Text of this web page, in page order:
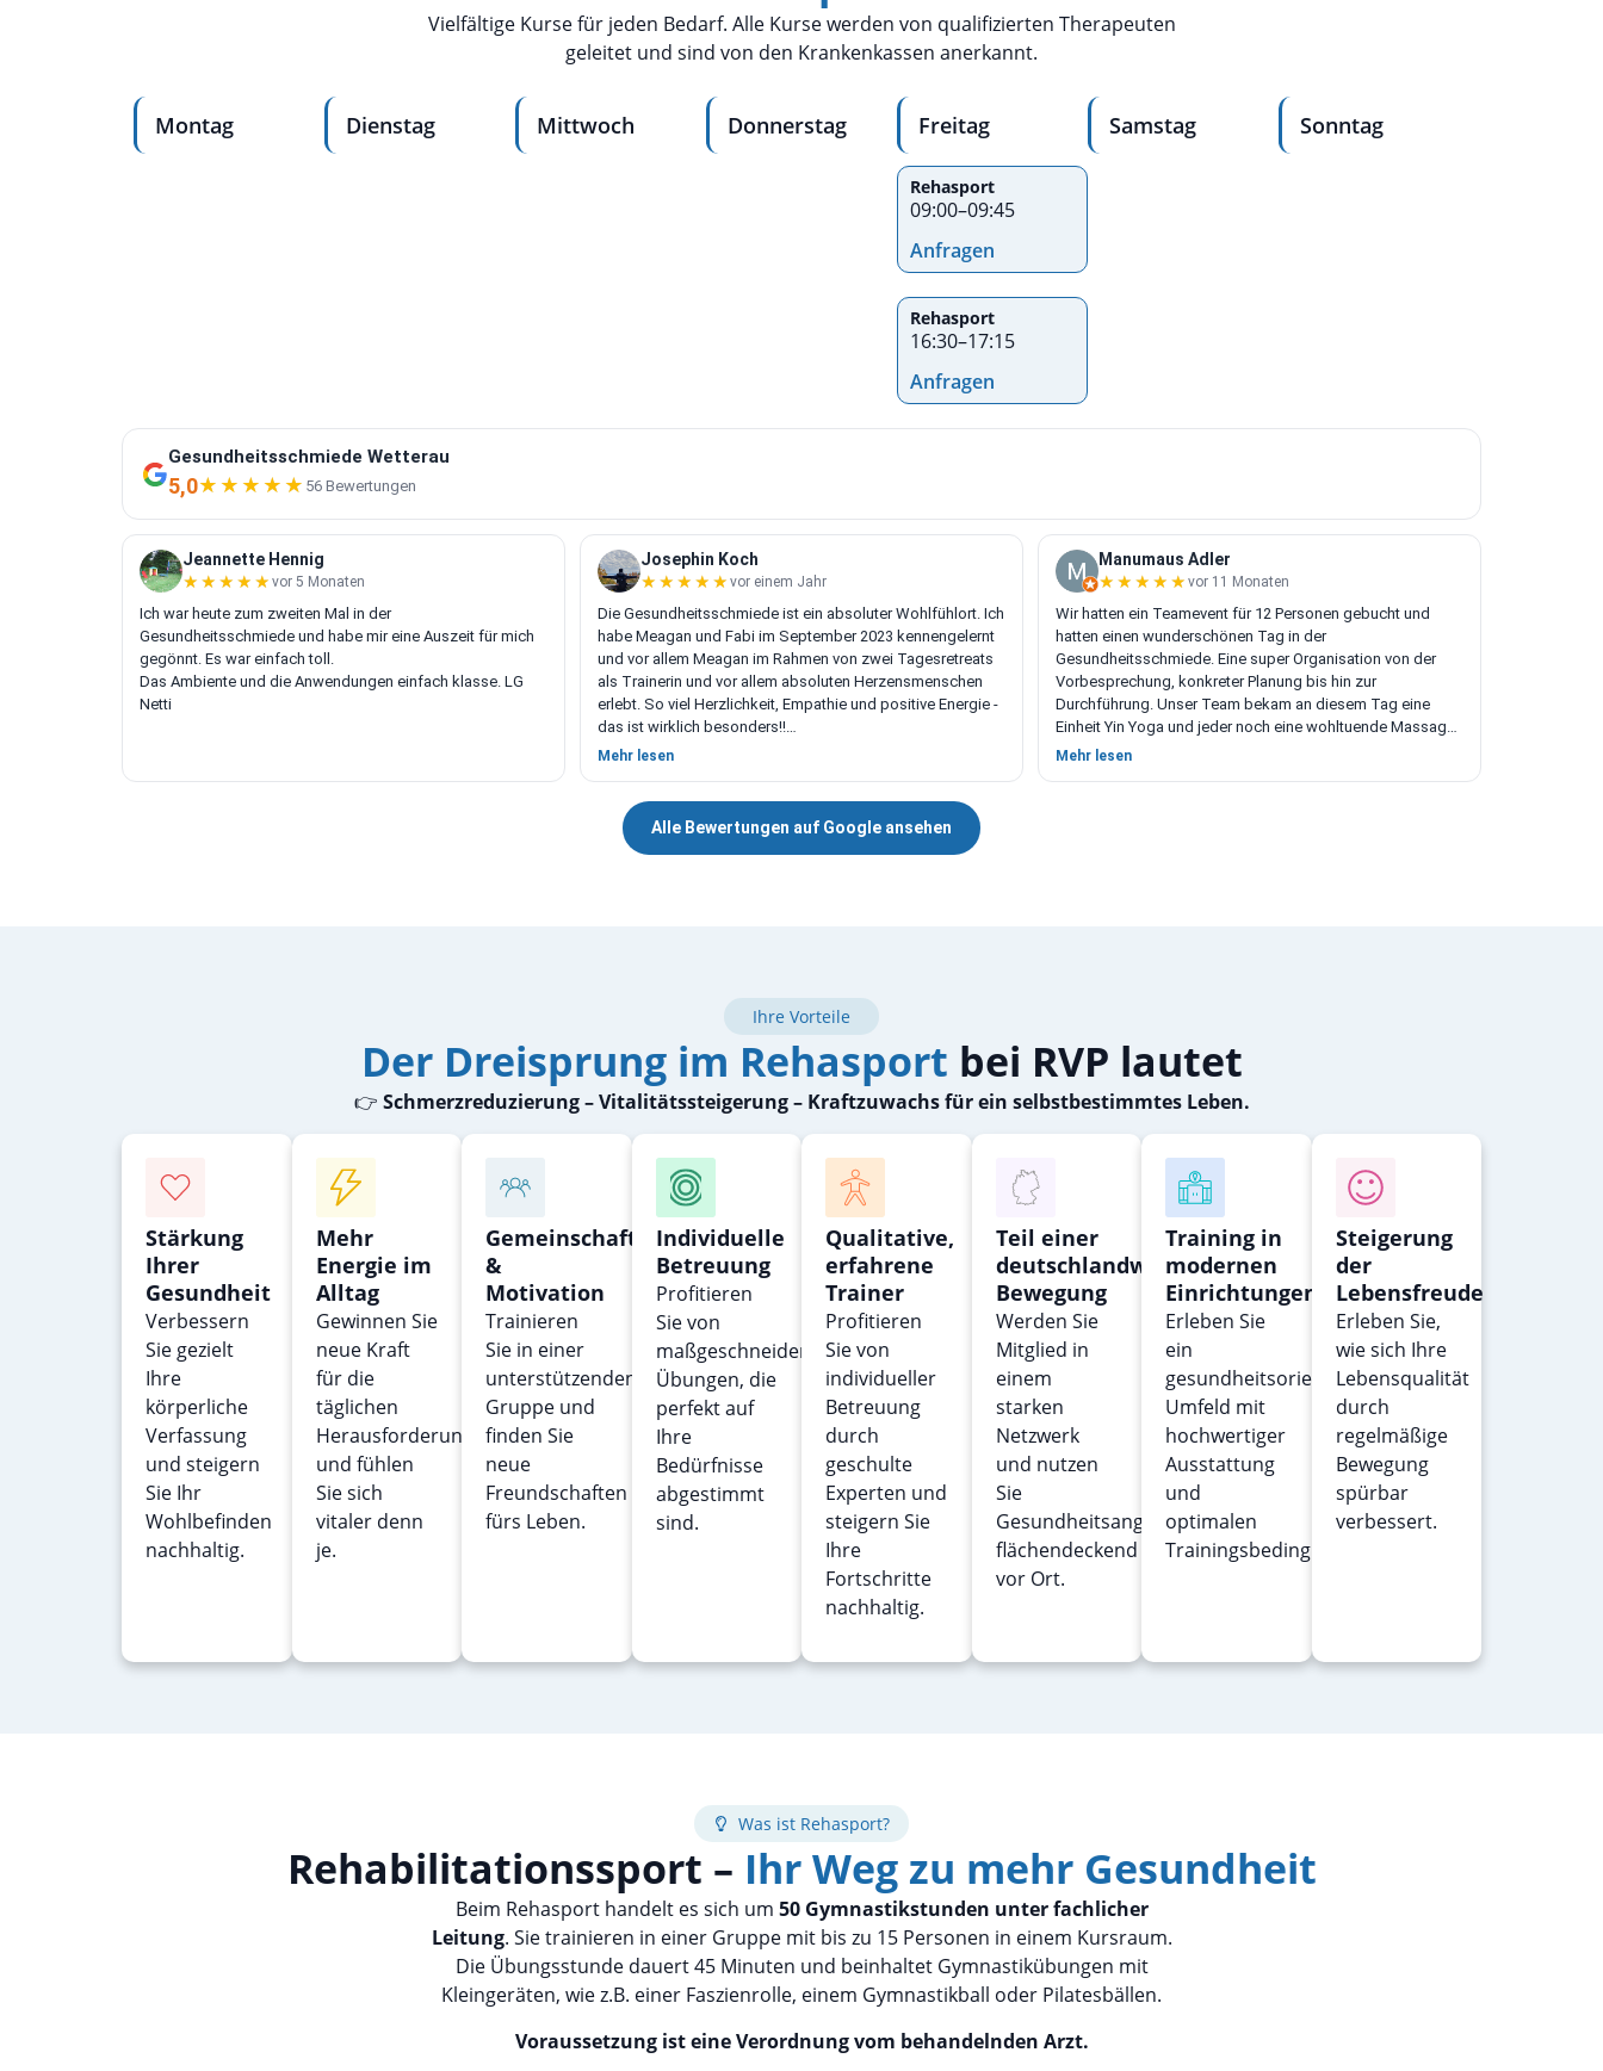
Vielfältige Kurse für jeden Bedarf. Alle Kurse werden von qualifizierten Therapeuten
geleitet und sind von den Krankenkassen anerkannt.
Montag Dienstag Mittwoch Donnerstag Freitag
Rehasport
09:00–09:45
Anfragen
Rehasport
16:30–17:15
Anfragen
Samstag Sonntag
Gesundheitsschmiede Wetterau
5,0★★★★★
★★★★★ 56 Bewertungen
Jeannette Hennig
★★★★★
★★★★★ vor 5 Monaten
Ich war heute zum zweiten Mal in der
Gesundheitsschmiede und habe mir eine Auszeit für mich
gegönnt. Es war einfach toll.
Das Ambiente und die Anwendungen einfach klasse. LG
Netti
Josephin Koch
★★★★★
★★★★★ vor einem Jahr
Die Gesundheitsschmiede ist ein absoluter Wohlfühlort. Ich
habe Meagan und Fabi im September 2023 kennengelernt
und vor allem Meagan im Rahmen von zwei Tagesretreats
als Trainerin und vor allem absoluten Herzensmenschen
erlebt. So viel Herzlichkeit, Empathie und positive Energie -
das ist wirklich besonders!!
Seit Dezember 2024 gehe ich nun auch regelmäßig einmal
Schmiede sind einfach toll und auch die positive Energie
von Meagan und Fabi ist absolut ansteckend. Ich fühle
wieder etwas Gutes tun möchte! Ich möchte meine
regelmäßigen Auszeiten auf jeden Fall nicht mehr missen!
♥
Mehr lesen
Manumaus Adler
★★★★★
★★★★★ vor 11 Monaten
Wir hatten ein Teamevent für 12 Personen gebucht und
hatten einen wunderschönen Tag in der
Gesundheitsschmiede. Eine super Organisation von der
Vorbesprechung, konkreter Planung bis hin zur
Durchführung. Unser Team bekam an diesem Tag eine
Einheit Yin Yoga und jeder noch eine wohltuende Massage.
Zwischendurch gab es leckere Snacks in einer
Mehr lesen
Alle Bewertungen auf Google ansehen
Ihre Vorteile
Der Dreisprung im Rehasport bei RVP lautet
👉 Schmerzreduzierung – Vitalitätssteigerung – Kraftzuwachs für ein selbstbestimmtes Leben.
Stärkung
Ihrer
Gesundheit
Verbessern
Sie gezielt
Ihre
körperliche
Verfassung
und steigern
Sie Ihr
Wohlbefinden
nachhaltig.
Mehr
Energie im
Alltag
Gewinnen Sie
neue Kraft
für die
täglichen
Herausforderungen
und fühlen
Sie sich
vitaler denn
je.
Gemeinschaft
&
Motivation
Trainieren
Sie in einer
unterstützenden
Gruppe und
finden Sie
neue
Freundschaften
fürs Leben.
Individuelle
Betreuung
Profitieren
Sie von
maßgeschneiderten
Übungen, die
perfekt auf
Ihre
Bedürfnisse
abgestimmt
sind.
Qualitative,
erfahrene
Trainer
Profitieren
Sie von
individueller
Betreuung
durch
geschulte
Experten und
steigern Sie
Ihre
Fortschritte
nachhaltig.
Teil einer
deutschlandweiten
Bewegung
Werden Sie
Mitglied in
einem
starken
Netzwerk
und nutzen
Sie
Gesundheitsangebote
flächendeckend
vor Ort.
Training in
modernen
Einrichtungen
Erleben Sie
ein
gesundheitsorientiertes
Umfeld mit
hochwertiger
Ausstattung
und
optimalen
Trainingsbedingungen.
Steigerung
der
Lebensfreude
Erleben Sie,
wie sich Ihre
Lebensqualität
durch
regelmäßige
Bewegung
spürbar
verbessert.
Was ist Rehasport?
Rehabilitationssport – Ihr Weg zu mehr Gesundheit
Beim Rehasport handelt es sich um 50 Gymnastikstunden unter fachlicher
Leitung. Sie trainieren in einer Gruppe mit bis zu 15 Personen in einem Kursraum.
Die Übungsstunde dauert 45 Minuten und beinhaltet Gymnastikübungen mit
Kleingeräten, wie z.B. einer Faszienrolle, einem Gymnastikball oder Pilatesbällen.
Voraussetzung ist eine Verordnung vom behandelnden Arzt.